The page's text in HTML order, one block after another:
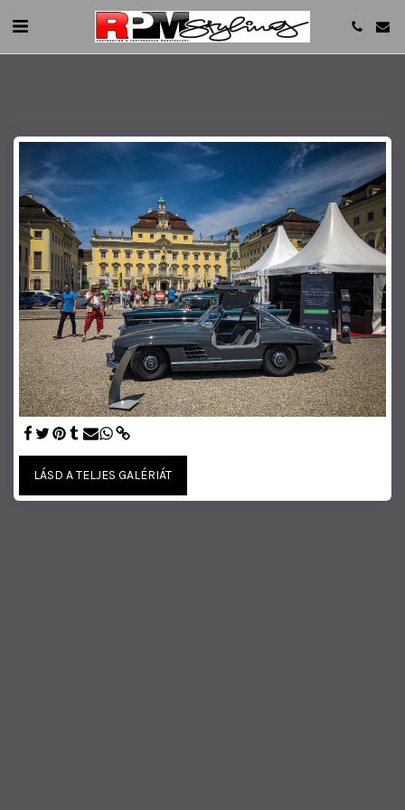
LÁSD A TELJES GALÉRIÁT